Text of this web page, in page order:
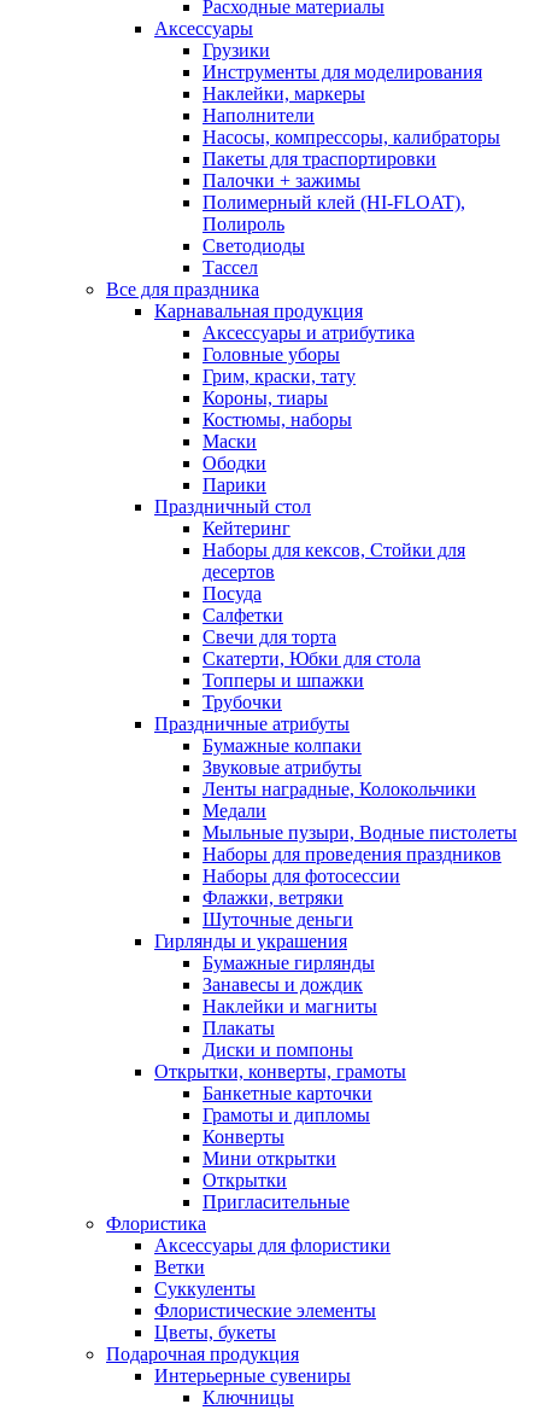
Расходные материалы
Аксессуары
Грузики
Инструменты для моделирования
Наклейки, маркеры
Наполнители
Насосы, компрессоры, калибраторы
Пакеты для траспортировки
Палочки + зажимы
Полимерный клей (HI-FLOAT),
Полироль
Светодиоды
Тассел
Все для праздника
Карнавальная продукция
Аксессуары и атрибутика
Головные уборы
Грим, краски, тату
Короны, тиары
Костюмы, наборы
Маски
Ободки
Парики
Праздничный стол
Кейтеринг
Наборы для кексов, Стойки для
десертов
Посуда
Салфетки
Свечи для торта
Скатерти, Юбки для стола
Топперы и шпажки
Трубочки
Праздничные атрибуты
Бумажные колпаки
Звуковые атрибуты
Ленты наградные, Колокольчики
Медали
Мыльные пузыри, Водные пистолеты
Наборы для проведения праздников
Наборы для фотосессии
Флажки, ветряки
Шуточные деньги
Гирлянды и украшения
Бумажные гирлянды
Занавесы и дождик
Наклейки и магниты
Плакаты
Диски и помпоны
Открытки, конверты, грамоты
Банкетные карточки
Грамоты и дипломы
Конверты
Мини открытки
Открытки
Пригласительные
Флористика
Аксессуары для флористики
Ветки
Суккуленты
Флористические элементы
Цветы, букеты
Подарочная продукция
Интерьерные сувениры
Ключницы